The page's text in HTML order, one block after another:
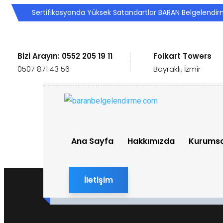
Sertifikasyonda Yüksek Satandartlar BARAN
Bizi Arayın: 0552 205 19 11
0507 871 43 56
Folkart Towers
Bayraklı, İzmir
Ana Sayfa Hakkımızda
İletişim